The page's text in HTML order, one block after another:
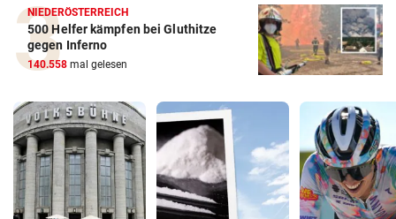
NIEDERÖSTERREICH
500 Helfer kämpfen bei Gluthitze
gegen Inferno
140.558 mal gelesen